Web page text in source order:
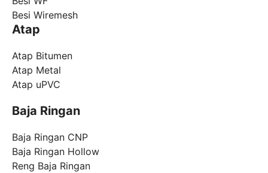
Besi Wiremesh
Atap
Atap Bitumen
Atap Metal
Atap uPVC
Baja Ringan
Baja Ringan CNP
Baja Ringan Hollow
Reng Baja Ringan